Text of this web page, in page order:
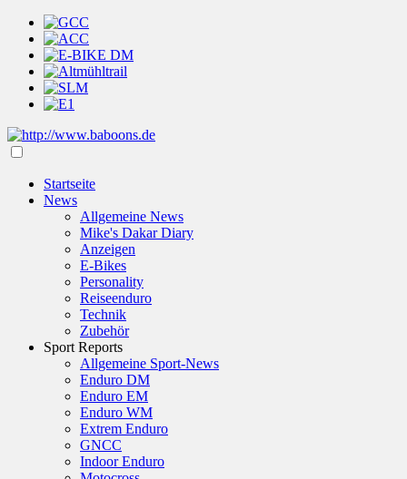
Startseite
News
Allgemeine News
Mike's Dakar Diary
Anzeigen
E-Bikes
Personality
Reiseenduro
Technik
Zubehör
Sport Reports
Allgemeine Sport-News
Enduro DM
Enduro EM
Enduro WM
Extrem Enduro
GNCC
Indoor Enduro